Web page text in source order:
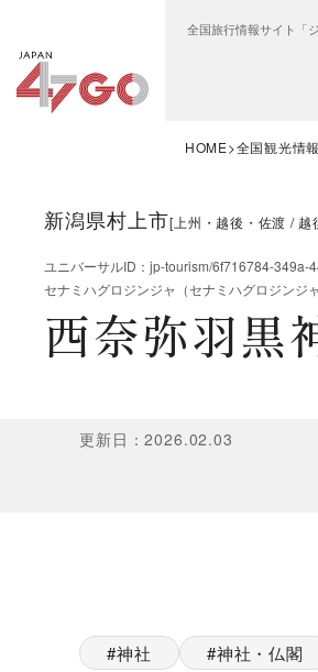
全国旅行情報サイト「
HOME 全国観光情
新潟県村上市[ 上州・越後・佐渡 越
ユニバーサルID ： jp-tourism/6f716784-349a-
セナミハグロジンジャ（セナミハグロジンジャ
西奈弥羽黒
更新日 ：2026.02.03
神社 神社・仏閣